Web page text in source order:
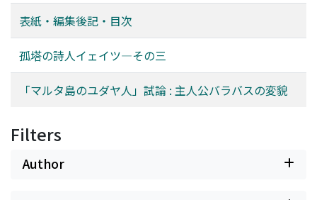
表紙・編集後記・目次
孤塔の詩人イェイツ―その三
「マルタ島のユダヤ人」試論 : 主人公バラバスの変貌
Filters
Author